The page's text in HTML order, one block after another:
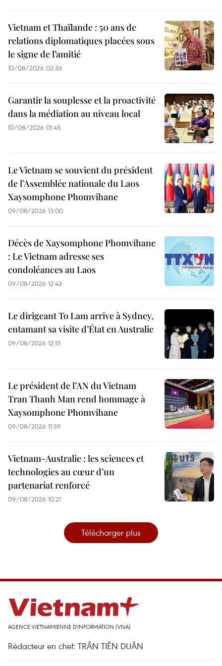
Vietnam et Thaïlande : 50 ans de
relations diplomatiques placées sous
le signe de l’amitié
10/08/2026 02:36
Garantir la souplesse et la proactivité
dans la médiation au niveau local
10/08/2026 01:45
Le Vietnam se souvient du président
de l’Assemblée nationale du Laos
Xaysomphone Phomvihane
09/08/2026 13:00
Décès de Xaysomphone Phomvihane
: Le Vietnam adresse ses
condoléances au Laos
09/08/2026 12:43
Le dirigeant To Lam arrive à Sydney,
entamant sa visite d’État en Australie
09/08/2026 12:15
Le président de l’AN du Vietnam
Tran Thanh Man rend hommage à
Xaysomphone Phomvihane
09/08/2026 11:39
Vietnam-Australie : les sciences et
technologies au cœur d’un
partenariat renforcé
09/08/2026 10:21
Télécharger plus
AGENCE VIETNAMIENNE D'INFORMATION (VNA)
Rédacteur en chef: TRÂN TIÊN DUÂN